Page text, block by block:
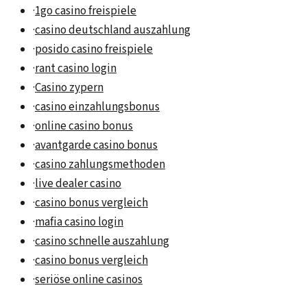
·1go casino freispiele
·casino deutschland auszahlung
·posido casino freispiele
·rant casino login
·Casino zypern
·casino einzahlungsbonus
·online casino bonus
·avantgarde casino bonus
·casino zahlungsmethoden
·live dealer casino
·casino bonus vergleich
·mafia casino login
·casino schnelle auszahlung
·casino bonus vergleich
·seriöse online casinos